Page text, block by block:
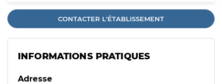
CONTACTER L'ÉTABLISSEMENT
INFORMATIONS PRATIQUES
Adresse